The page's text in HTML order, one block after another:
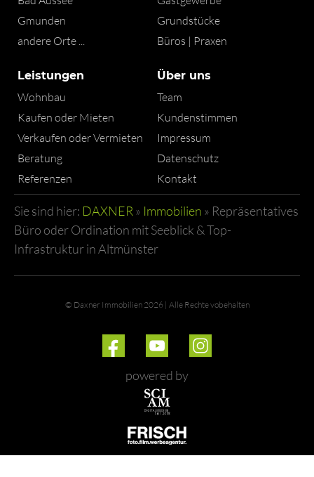
Gmunden
andere Orte ...
Grundstücke
Büros | Praxen
Leistungen
Wohnbau
Kaufen oder Mieten
Verkaufen oder Vermieten
Beratung
Referenzen
Über uns
Team
Kundenstimmen
Impressum
Datenschutz
Kontakt
Sie sind hier: DAXNER » Immobilien » Repräsentatives
Büro oder Ordination mit Seeblick & Top-
Infrastruktur in Altmünster
© Daxner Immobilien 2026 | Alle Rechte vobehalten
powered by